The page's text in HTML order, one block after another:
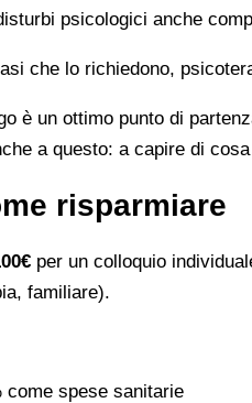
psicologici anche
che lo richiedono,
un ottimo punto di
a questo: a capire di
risparmiare
per un colloquio
familiare).
come spese sanitarie